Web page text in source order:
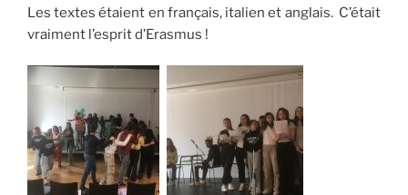
Les textes étaient en français, italien et anglais. C’était
vraiment l’esprit d’Erasmus !